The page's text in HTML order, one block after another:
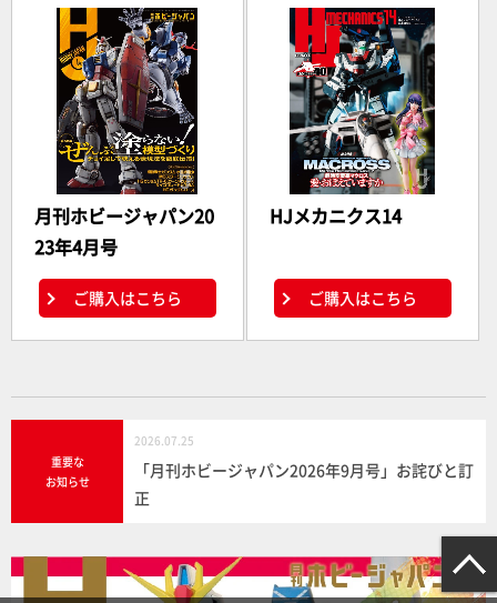
月刊ホビージャパン20
23年4月号
ご購入はこちら
HJメカニクス14
ご購入はこちら
重要な
お知らせ
2026.07.25
「月刊ホビージャパン2026年9月号」お詫びと訂
正